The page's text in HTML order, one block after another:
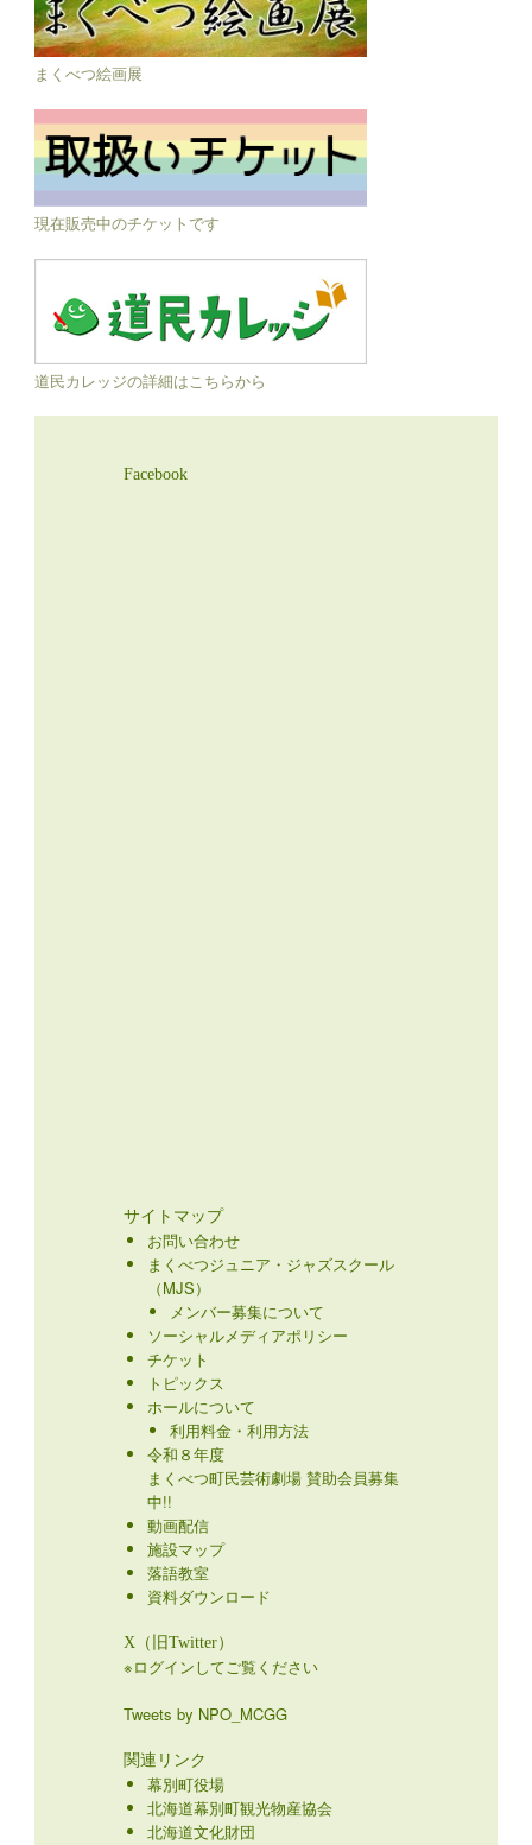
まくべつ絵画展
現在販売中のチケットです
道民カレッジの詳細はこちらから
Facebook
サイトマップ
お問い合わせ
まくべつジュニア・ジャズスクール
（MJS）
メンバー募集について
ソーシャルメディアポリシー
チケット
トピックス
ホールについて
利用料金・利用方法
令和８年度
まくべつ町民芸術劇場 賛助会員募集
中!!
動画配信
施設マップ
落語教室
資料ダウンロード
X（旧Twitter）
※ログインしてご覧ください
Tweets by NPO_MCGG
関連リンク
幕別町役場
北海道幕別町観光物産協会
北海道文化財団